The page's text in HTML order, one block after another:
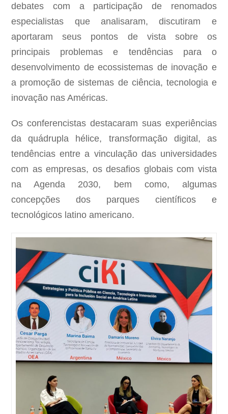
debates com a participação de renomados
especialistas que analisaram, discutiram e
aportaram seus pontos de vista sobre os
principais problemas e tendências para o
desenvolvimento de ecossistemas de inovação e
a promoção de sistemas de ciência, tecnologia e
inovação nas Américas.
Os conferencistas destacaram suas experiências
da quádrupla hélice, transformação digital, as
tendências entre a vinculação das universidades
com as empresas, os desafios globais com vista
na Agenda 2030, bem como, algumas
concepções dos parques científicos e
tecnológicos latino americano.